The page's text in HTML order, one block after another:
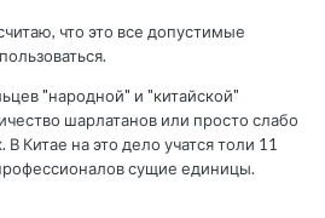
что это все допустимые
"народной" и "китайской"
шарлатанов или просто слабо
Китае на это дело учатся толи 11
сущие единицы.